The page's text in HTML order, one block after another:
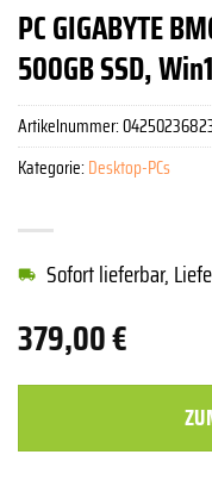
PC GIGABYTE
500GB SSD,
379,00€
Sofort lieferbar,
Artikelnummer:
Kategorie:Desktop-PCs